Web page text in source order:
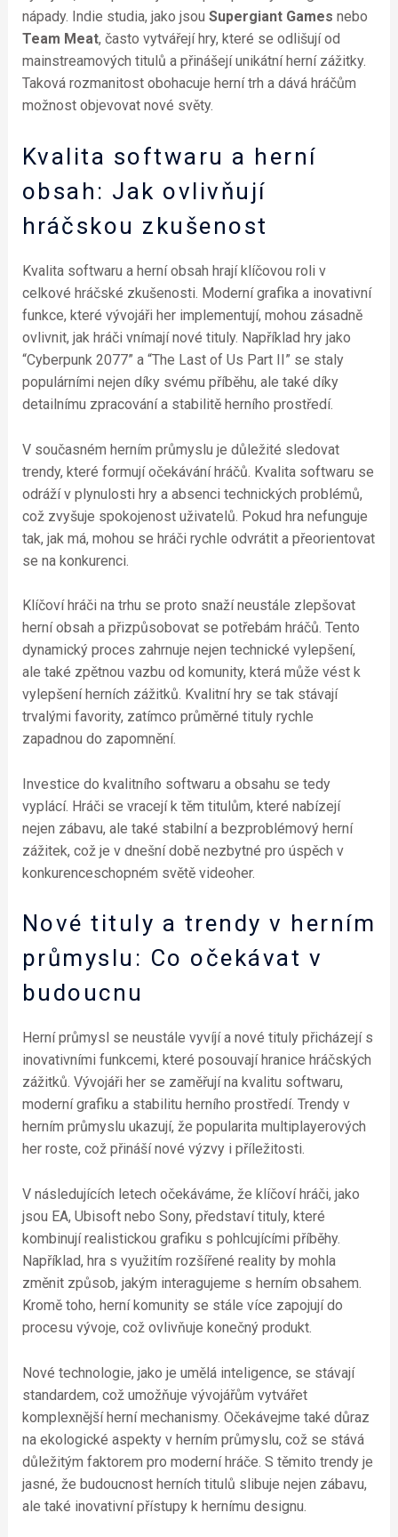
nápady. Indie studia, jako jsou Supergiant Games nebo
Team Meat, často vytvářejí hry, které se odlišují od
mainstreamových titulů a přinášejí unikátní herní zážitky.
Taková rozmanitost obohacuje herní trh a dává hráčům
možnost objevovat nové světy.
Kvalita softwaru a herní
obsah: Jak ovlivňují
hráčskou zkušenost
Kvalita softwaru a herní obsah hrají klíčovou roli v
celkové hráčské zkušenosti. Moderní grafika a inovativní
funkce, které vývojáři her implementují, mohou zásadně
ovlivnit, jak hráči vnímají nové tituly. Například hry jako
“Cyberpunk 2077” a “The Last of Us Part II” se staly
populárními nejen díky svému příběhu, ale také díky
detailnímu zpracování a stabilitě herního prostředí.
V současném herním průmyslu je důležité sledovat
trendy, které formují očekávání hráčů. Kvalita softwaru se
odráží v plynulosti hry a absenci technických problémů,
což zvyšuje spokojenost uživatelů. Pokud hra nefunguje
tak, jak má, mohou se hráči rychle odvrátit a přeorientovat
se na konkurenci.
Klíčoví hráči na trhu se proto snaží neustále zlepšovat
herní obsah a přizpůsobovat se potřebám hráčů. Tento
dynamický proces zahrnuje nejen technické vylepšení,
ale také zpětnou vazbu od komunity, která může vést k
vylepšení herních zážitků. Kvalitní hry se tak stávají
trvalými favority, zatímco průměrné tituly rychle
zapadnou do zapomnění.
Investice do kvalitního softwaru a obsahu se tedy
vyplácí. Hráči se vracejí k těm titulům, které nabízejí
nejen zábavu, ale také stabilní a bezproblémový herní
zážitek, což je v dnešní době nezbytné pro úspěch v
konkurenceschopném světě videoher.
Nové tituly a trendy v herním
průmyslu: Co očekávat v
budoucnu
Herní průmysl se neustále vyvíjí a nové tituly přicházejí s
inovativními funkcemi, které posouvají hranice hráčských
zážitků. Vývojáři her se zaměřují na kvalitu softwaru,
moderní grafiku a stabilitu herního prostředí. Trendy v
herním průmyslu ukazují, že popularita multiplayerových
her roste, což přináší nové výzvy i příležitosti.
V následujících letech očekáváme, že klíčoví hráči, jako
jsou EA, Ubisoft nebo Sony, představí tituly, které
kombinují realistickou grafiku s pohlcujícími příběhy.
Například, hra s využitím rozšířené reality by mohla
změnit způsob, jakým interagujeme s herním obsahem.
Kromě toho, herní komunity se stále více zapojují do
procesu vývoje, což ovlivňuje konečný produkt.
Nové technologie, jako je umělá inteligence, se stávají
standardem, což umožňuje vývojářům vytvářet
komplexnější herní mechanismy. Očekávejme také důraz
na ekologické aspekty v herním průmyslu, což se stává
důležitým faktorem pro moderní hráče. S těmito trendy je
jasné, že budoucnost herních titulů slibuje nejen zábavu,
ale také inovativní přístupy k hernímu designu.